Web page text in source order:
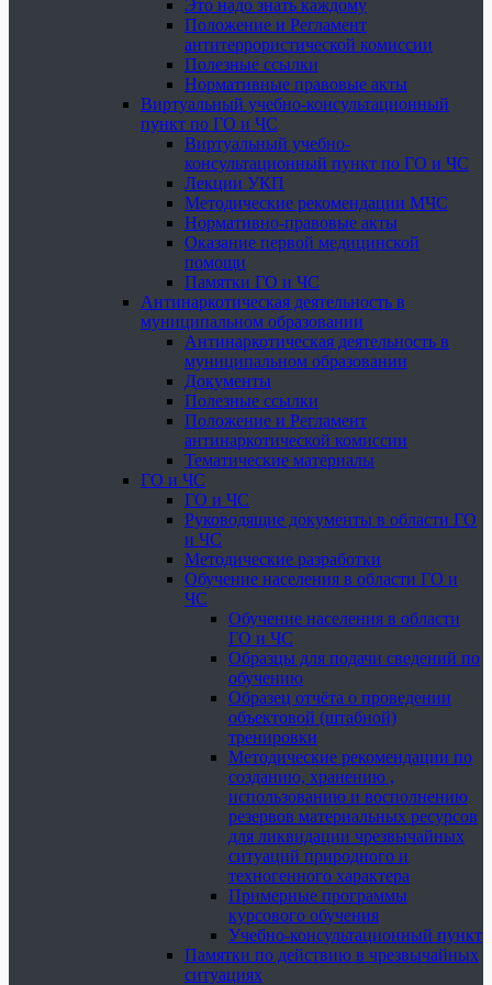
Это надо знать каждому
Положение и Регламент
антитеррористической комиссии
Полезные ссылки
Нормативные правовые акты
Виртуальный учебно-консультационный
пункт по ГО и ЧС
Виртуальный учебно-
консультационный пункт по ГО и ЧС
Лекции УКП
Методические рекомендации МЧС
Нормативно-правовые акты
Оказание первой медицинской
помощи
Памятки ГО и ЧС
Антинаркотическая деятельность в
муниципальном образовании
Антинаркотическая деятельность в
муниципальном образовании
Документы
Полезные ссылки
Положение и Регламент
антинаркотической комиссии
Тематические материалы
ГО и ЧС
ГО и ЧС
Руководящие документы в области ГО
и ЧС
Методические разработки
Обучение населения в области ГО и
ЧС
Обучение населения в области
ГО и ЧС
Образцы для подачи сведений по
обучению
Образец отчёта о проведении
объектовой (штабной)
тренировки
Методические рекомендации по
созданию, хранению ,
использованию и восполнению
резервов материальных ресурсов
для ликвидации чрезвычайных
ситуаций природного и
техногенного характера
Примерные программы
курсового обучения
Учебно-консультационный пункт
Памятки по действию в чрезвычайных
ситуациях